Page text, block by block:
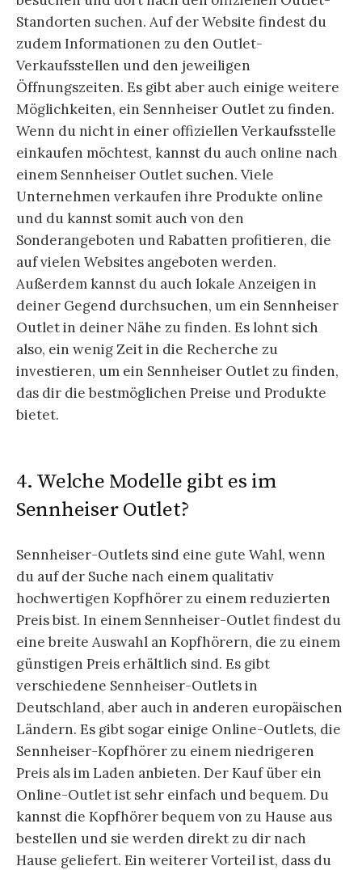
Standorten suchen. Auf der Website findest du
zudem Informationen zu den Outlet-
Verkaufsstellen und den jeweiligen
Öffnungszeiten. Es gibt aber auch einige weitere
Möglichkeiten, ein Sennheiser Outlet zu finden.
Wenn du nicht in einer offiziellen Verkaufsstelle
einkaufen möchtest, kannst du auch online nach
einem Sennheiser Outlet suchen. Viele
Unternehmen verkaufen ihre Produkte online
und du kannst somit auch von den
Sonderangeboten und Rabatten profitieren, die
auf vielen Websites angeboten werden.
Außerdem kannst du auch lokale Anzeigen in
deiner Gegend durchsuchen, um ein Sennheiser
Outlet in deiner Nähe zu finden. Es lohnt sich
also, ein wenig Zeit in die Recherche zu
investieren, um ein Sennheiser Outlet zu finden,
das dir die bestmöglichen Preise und Produkte
bietet.
4. Welche Modelle gibt es im
Sennheiser Outlet?
Sennheiser-Outlets sind eine gute Wahl, wenn
du auf der Suche nach einem qualitativ
hochwertigen Kopfhörer zu einem reduzierten
Preis bist. In einem Sennheiser-Outlet findest du
eine breite Auswahl an Kopfhörern, die zu einem
günstigen Preis erhältlich sind. Es gibt
verschiedene Sennheiser-Outlets in
Deutschland, aber auch in anderen europäischen
Ländern. Es gibt sogar einige Online-Outlets, die
Sennheiser-Kopfhörer zu einem niedrigeren
Preis als im Laden anbieten. Der Kauf über ein
Online-Outlet ist sehr einfach und bequem. Du
kannst die Kopfhörer bequem von zu Hause aus
bestellen und sie werden direkt zu dir nach
Hause geliefert. Ein weiterer Vorteil ist, dass du